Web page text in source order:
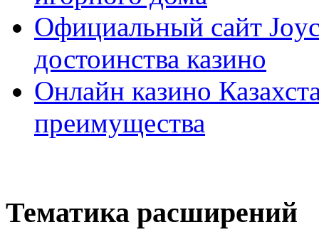
Официальный сайт
достоинства казино
Онлайн казино
преимущества
Тематика расширений